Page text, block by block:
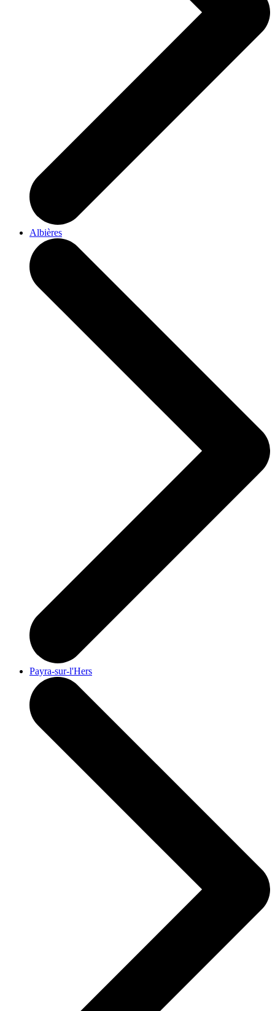
Albières
Payra-sur-l'Hers